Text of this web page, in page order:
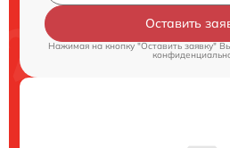
Оставить
Нажимая на кнопку "Оставить заявку"